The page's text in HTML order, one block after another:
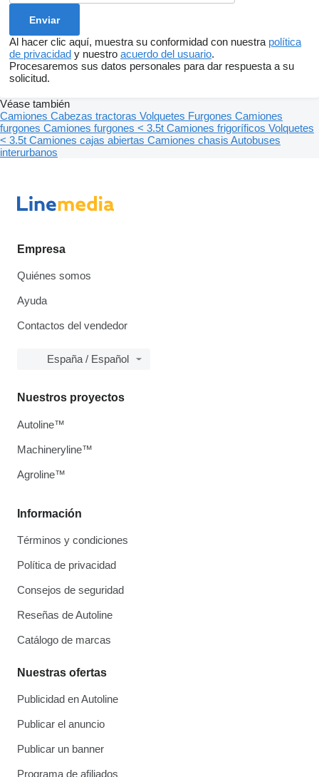
Al hacer clic aquí, muestra su conformidad con nuestra política
de privacidad y nuestro acuerdo del usuario.
Procesaremos sus datos personales para dar respuesta a su
solicitud.
Véase también
Camiones Cabezas tractoras Volquetes Furgones Camiones
furgones Camiones furgones < 3.5t Camiones frigoríficos Volquetes
< 3.5t Camiones cajas abiertas Camiones chasis Autobuses
interurbanos
Empresa
Quiénes somos
Ayuda
Contactos del vendedor
España / Español
Información
Términos y condiciones
Política de privacidad
Consejos de seguridad
Reseñas de Autoline
Catálogo de marcas
Nuestras ofertas
Publicidad en Autoline
Publicar el anuncio
Publicar un banner
Programa de afiliados
Nuestros proyectos
Autoline™
Machineryline™
Agroline™